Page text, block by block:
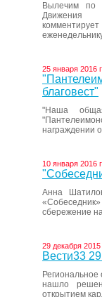
Вылечим по
Движения
25 января 2016 г.
благовест"
"Наша
награждении
10 января 2016 г.
Анна
сбережение
29 декабря 2015
Вести33
нашло
открытием